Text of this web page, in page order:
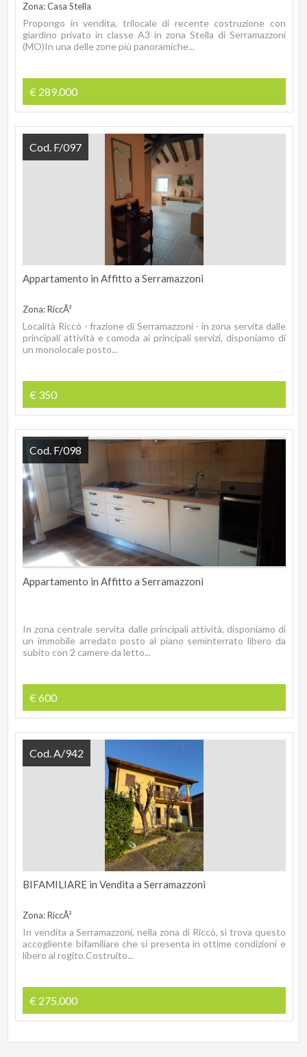
Zona: Casa Stella
Propongo in vendita, trilocale di recente costruzione con
giardino privato in classe A3 in zona Stella di Serramazzoni
(MO)In una delle zone più panoramiche...
€ 289.000
Appartamento in Affitto a Serramazzoni
Zona: RiccÃ²
Località Riccò - frazione di Serramazzoni - in zona servita dalle
principali attività e comoda ai principali servizi, disponiamo di
un monolocale posto...
€ 350
Cod. F/097
Appartamento in Affitto a Serramazzoni
In zona centrale servita dalle principali attività, disponiamo di
un immobile arredato posto al piano seminterrato libero da
subito con 2 camere da letto...
€ 600
Cod. F/098
BIFAMILIARE in Vendita a Serramazzoni
Zona: RiccÃ²
In vendita a Serramazzoni, nella zona di Riccò, si trova questo
accogliente bifamiliare che si presenta in ottime condizioni e
libero al rogito.Costruito...
€ 275.000
Cod. A/942